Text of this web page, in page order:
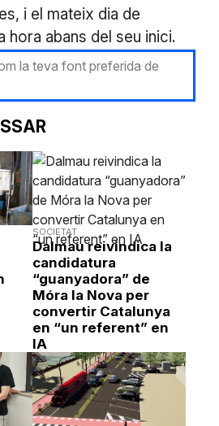
i el mateix dia de
hora abans del seu inici.
la teva font preferida de
SOCIETAT
Dalmau reivindica la
candidatura
“guanyadora” de
Móra la Nova per
convertir Catalunya
en “un referent” en
IA